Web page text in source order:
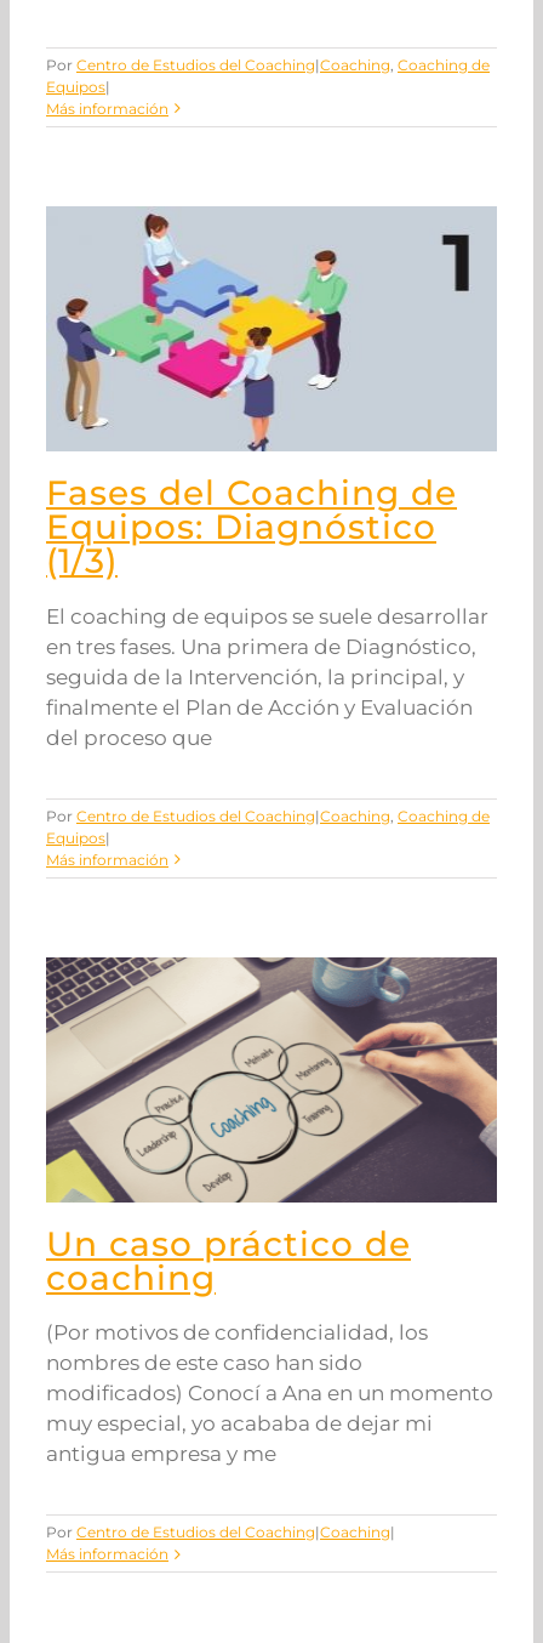
Por Centro de Estudios del Coaching|Coaching Coaching de
Equipos|
Más información
Fases del Coaching de
Equipos: Diagnóstico
(1/3)
El coaching de equipos se suele desarrollar
en tres fases. Una primera de Diagnóstico,
seguida de la Intervención, la principal, y
finalmente el Plan de Acción y Evaluación
del proceso que
Por Centro de Estudios del Coaching|Coaching Coaching de
Equipos|
Más información
Un caso práctico de
coaching
(Por motivos de confidencialidad, los
nombres de este caso han sido
modificados) Conocí a Ana en un momento
muy especial, yo acababa de dejar mi
antigua empresa y me
Por Centro de Estudios del Coaching|Coaching|
Más información